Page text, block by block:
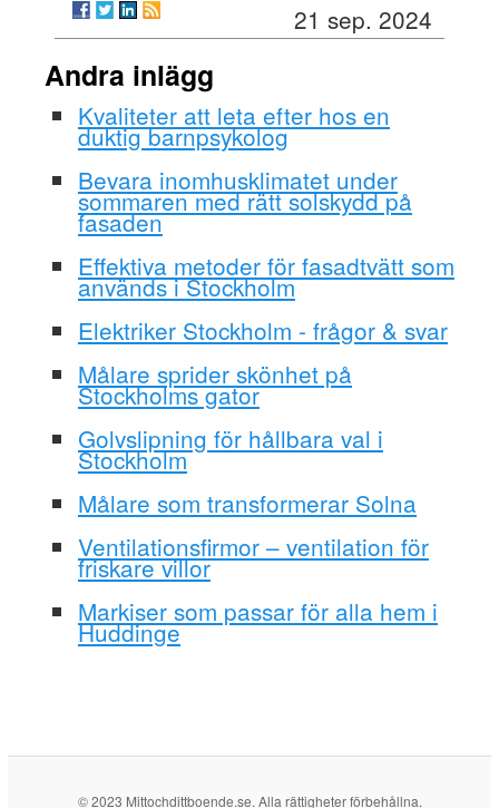
21 sep. 2024
Andra inlägg
Kvaliteter att leta efter hos en
duktig barnpsykolog
Bevara inomhusklimatet under
sommaren med rätt solskydd på
fasaden
Effektiva metoder för fasadtvätt som
används i Stockholm
Elektriker Stockholm - frågor & svar
Målare sprider skönhet på
Stockholms gator
Golvslipning för hållbara val i
Stockholm
Målare som transformerar Solna
Ventilationsfirmor – ventilation för
friskare villor
Markiser som passar för alla hem i
Huddinge
© 2023 Mittochdittboende.se. Alla rättigheter förbehållna.